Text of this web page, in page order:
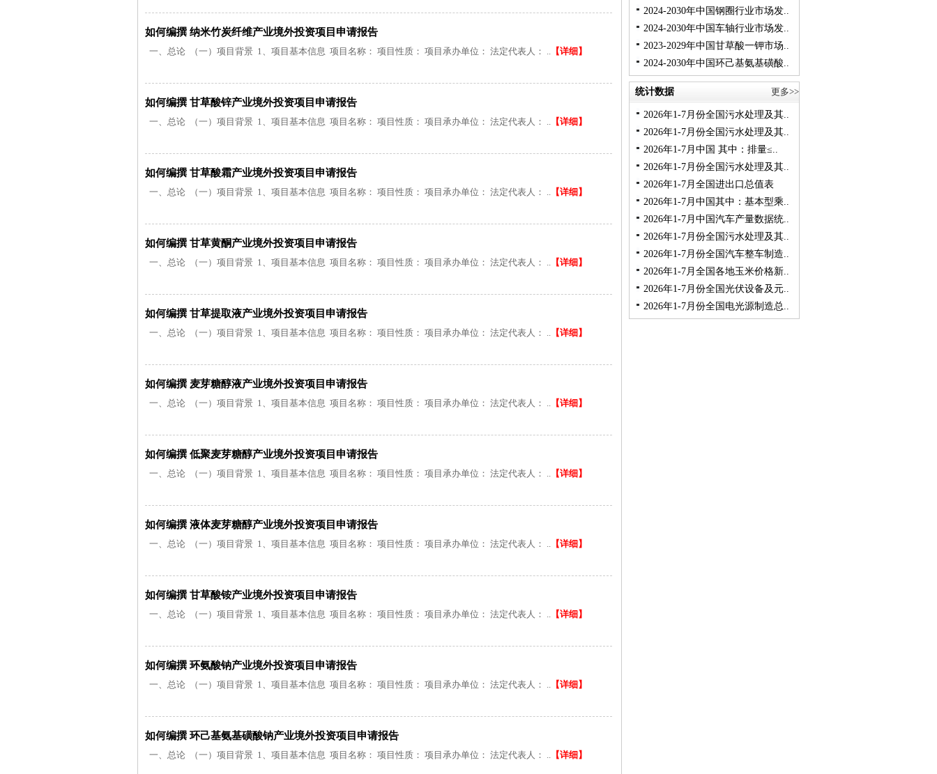
如何编撰 纳米竹炭纤维产业境外投资项目申请报告
一、总论 （一）项目背景 1、项目基本信息 项目名称： 项目性质： 项目承办单位： 法定代表人： .. 【详细】
如何编撰 甘草酸锌产业境外投资项目申请报告
一、总论 （一）项目背景 1、项目基本信息 项目名称： 项目性质： 项目承办单位： 法定代表人： .. 【详细】
如何编撰 甘草酸霜产业境外投资项目申请报告
一、总论 （一）项目背景 1、项目基本信息 项目名称： 项目性质： 项目承办单位： 法定代表人： .. 【详细】
如何编撰 甘草黄酮产业境外投资项目申请报告
一、总论 （一）项目背景 1、项目基本信息 项目名称： 项目性质： 项目承办单位： 法定代表人： .. 【详细】
如何编撰 甘草提取液产业境外投资项目申请报告
一、总论 （一）项目背景 1、项目基本信息 项目名称： 项目性质： 项目承办单位： 法定代表人： .. 【详细】
如何编撰 麦芽糖醇液产业境外投资项目申请报告
一、总论 （一）项目背景 1、项目基本信息 项目名称： 项目性质： 项目承办单位： 法定代表人： .. 【详细】
如何编撰 低聚麦芽糖醇产业境外投资项目申请报告
一、总论 （一）项目背景 1、项目基本信息 项目名称： 项目性质： 项目承办单位： 法定代表人： .. 【详细】
如何编撰 液体麦芽糖醇产业境外投资项目申请报告
一、总论 （一）项目背景 1、项目基本信息 项目名称： 项目性质： 项目承办单位： 法定代表人： .. 【详细】
如何编撰 甘草酸铵产业境外投资项目申请报告
一、总论 （一）项目背景 1、项目基本信息 项目名称： 项目性质： 项目承办单位： 法定代表人： .. 【详细】
如何编撰 环氨酸钠产业境外投资项目申请报告
一、总论 （一）项目背景 1、项目基本信息 项目名称： 项目性质： 项目承办单位： 法定代表人： .. 【详细】
如何编撰 环己基氨基磺酸钠产业境外投资项目申请报告
一、总论 （一）项目背景 1、项目基本信息 项目名称： 项目性质： 项目承办单位： 法定代表人： .. 【详细】
2024-2030年中国钢圈行业市场发..
2024-2030年中国车轴行业市场发..
2023-2029年中国甘草酸一钾市场..
2024-2030年中国环己基氨基磺酸..
统计数据 更多>>
2026年1-7月份全国污水处理及其..
2026年1-7月份全国污水处理及其..
2026年1-7月中国 其中：排量≤..
2026年1-7月份全国污水处理及其..
2026年1-7月全国进出口总值表
2026年1-7月中国其中：基本型乘..
2026年1-7月中国汽车产量数据统..
2026年1-7月份全国污水处理及其..
2026年1-7月份全国汽车整车制造..
2026年1-7月全国各地玉米价格新..
2026年1-7月份全国光伏设备及元..
2026年1-7月份全国电光源制造总..